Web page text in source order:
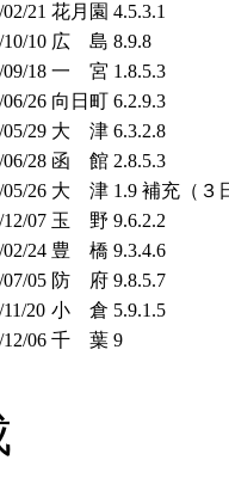
21 花月園 4.5.3.1
10/10 広 島 8.9.8
09/18 一 宮 1.8.5.3
06/26 向日町 6.2.9.3
05/29 大 津 6.3.2.8
06/28 函 館 2.8.5.3
05/26 大 津 1.9 補充（３
12/07 玉 野 9.6.2.2
02/24 豊 橋 9.3.4.6
07/05 防 府 9.8.5.7
20 小 倉 5.9.1.5
12/06 千 葉 9